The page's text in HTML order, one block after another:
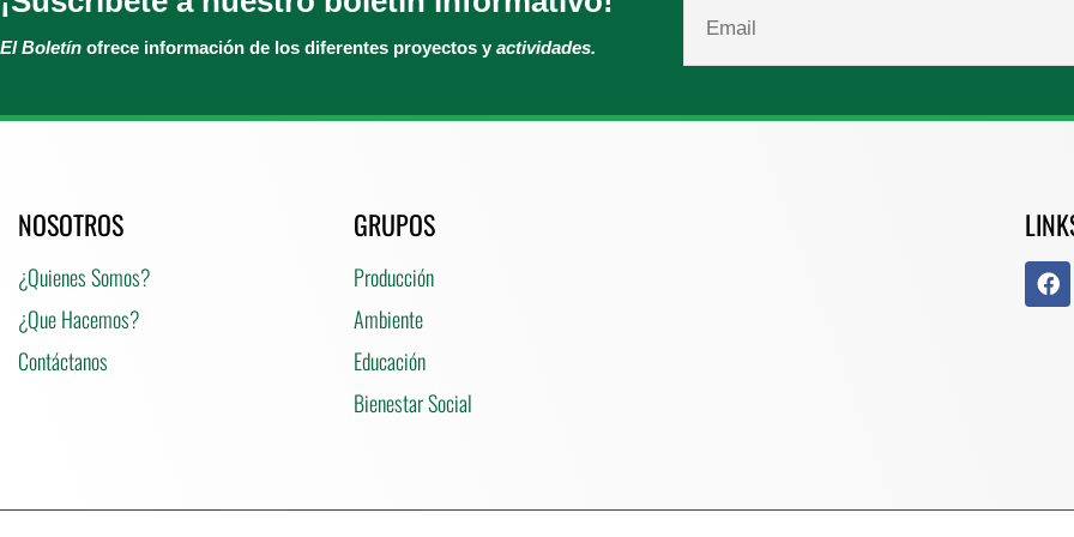
El Boletín ofrece información de los diferentes proyectos y actividades.
NOSOTROS
¿Quienes Somos?
¿Que Hacemos?
Contáctanos
GRUPOS
Producción
Ambiente
Educación
Bienestar Social